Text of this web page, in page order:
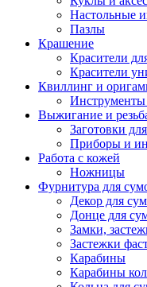
Настольные
Пазлы
Крашение
Красители
Красители
Квиллинг и
Инструменты
Выжигание и
Заготовки
Приборы и
Работа с кожей
Ножницы
Фурнитура для
Декор для
Донце для
Замки,
Застежки
Карабины
Карабины